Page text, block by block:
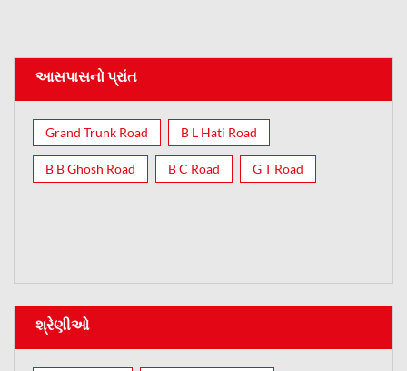
આસપાસનો પ્રાંત
Grand Trunk Road B L Hati Road
B B Ghosh Road B C Road G T Road
શ્રેણીઓ